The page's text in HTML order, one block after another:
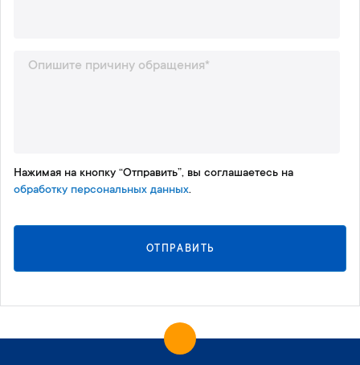
Нажимая на кнопку “Отправить”, вы соглашаетесь на
обработку персональных данных.
ОТПРАВИТЬ